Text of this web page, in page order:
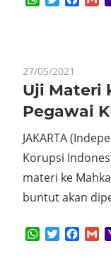
27/05/2021
Uji Materi
Pegawai
JAKARTA
Korupsi
materi ke
buntut akan
WhatsApp
Twitter